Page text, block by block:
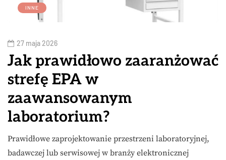
INNE
27 maja 2026
Jak prawidłowo zaaranżować
strefę EPA w
zaawansowanym
laboratorium?
Prawidłowe zaprojektowanie przestrzeni laboratoryjnej,
badawczej lub serwisowej w branży elektronicznej